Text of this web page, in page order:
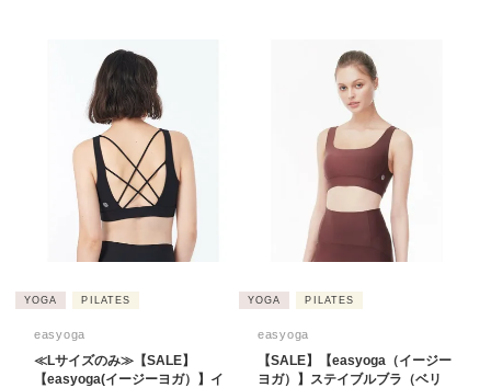
YOGA PILATES
easyoga
≪Lサイズのみ≫【SALE】
【easyoga(イージーヨガ）】イ
YOGA PILATES
easyoga
【SALE】【easyoga（イージー
ヨガ）】ステイブルブラ（ベリ